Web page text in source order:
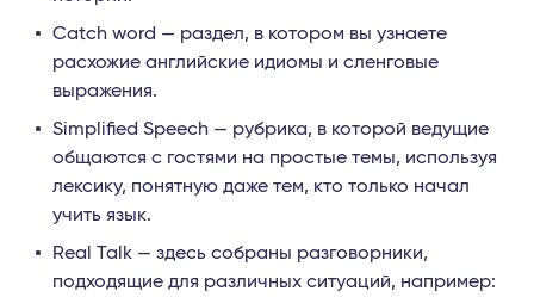
Catch word — раздел, в котором вы узнаете
расхожие английские идиомы и сленговые
выражения.
Simplified Speech — рубрика, в которой ведущие
общаются с гостями на простые темы, используя
лексику, понятную даже тем, кто только начал
учить язык.
Real Talk — здесь собраны разговорники,
подходящие для различных ситуаций, например: